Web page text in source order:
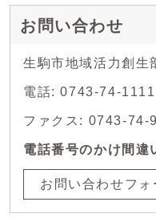
お問い合わせ
生駒市地域活力創生
電話: 0743-74-
ファクス: 0743-74-
電話番号のかけ間違
お問い合わせフォ